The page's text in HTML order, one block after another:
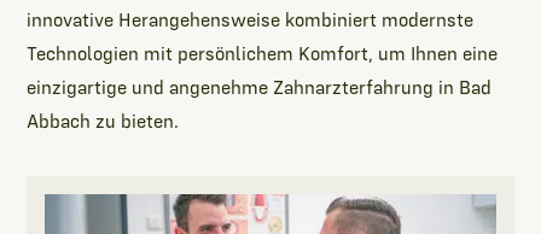
innovative Herangehensweise kombiniert modernste
Technologien mit persönlichem Komfort, um Ihnen eine
einzigartige und angenehme Zahnarzterfahrung in Bad
Abbach zu bieten.